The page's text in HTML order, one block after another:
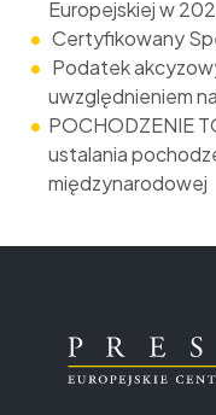
Europejskiej w
Certyfikowany
Podatek
uwzględnieniem
POCHODZENIE
ustalania
międzynarodowej